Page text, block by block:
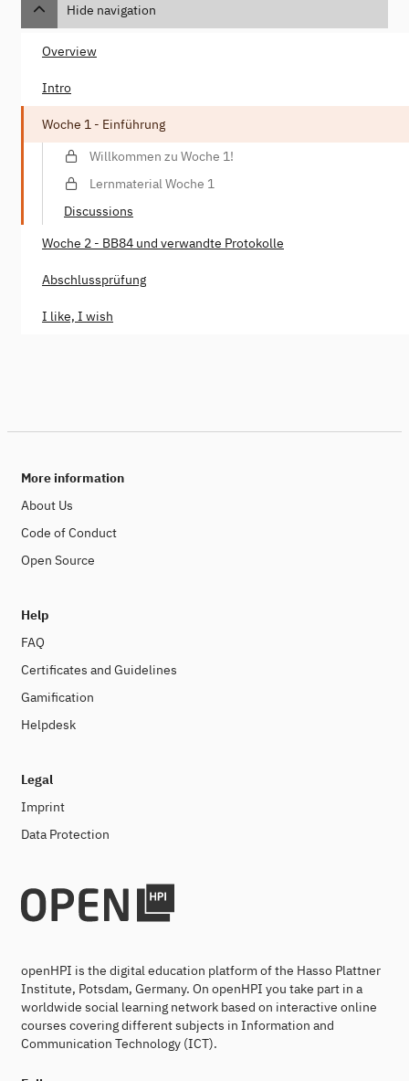
Hide navigation
Overview
Intro
Woche 1 - Einführung
Willkommen zu Woche 1!
Lernmaterial Woche 1
Discussions
Woche 2 - BB84 und verwandte Protokolle
Abschlussprüfung
I like, I wish
More information
About Us
Code of Conduct
Open Source
Help
FAQ
Certificates and Guidelines
Gamification
Helpdesk
Legal
Imprint
Data Protection
openHPI is the digital education platform of the Hasso Plattner
Institute, Potsdam, Germany. On openHPI you take part in a
worldwide social learning network based on interactive online
courses covering different subjects in Information and
Communication Technology (ICT).